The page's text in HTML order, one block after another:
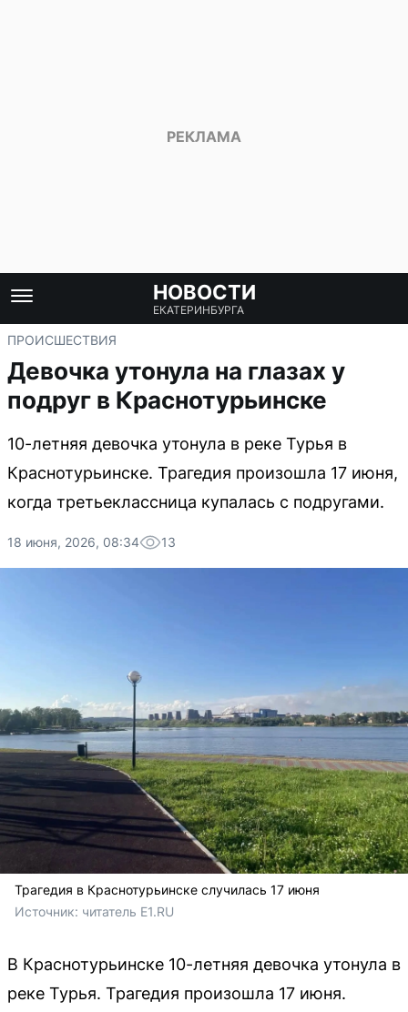
НОВОСТИ
ЕКАТЕРИНБУРГА
ПРОИСШЕСТВИЯ
Девочка утонула на глазах у
подруг в Краснотурьинске
10-летняя девочка утонула в реке Турья в
Краснотурьинске. Трагедия произошла 17 июня,
когда третьеклассница купалась с подругами.
18 июня, 2026, 08:34 13
Трагедия в Краснотурьинске случилась 17 июня
Источник: читатель E1.RU
В Краснотурьинске 10-летняя девочка утонула в
реке Турья. Трагедия произошла 17 июня.